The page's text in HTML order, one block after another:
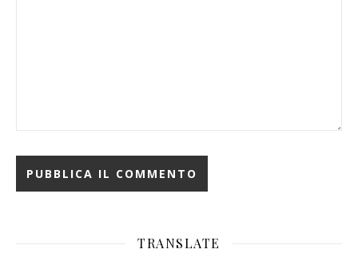
TRANSLATE